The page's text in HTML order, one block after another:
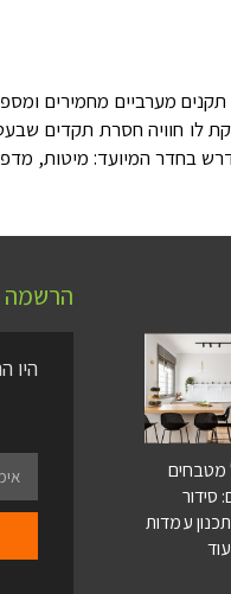
מערביים מחמירים
חוויה חסרת תקדים
המיועד: מיטות,
מטבחים
סידור
עמדות
הרשמה
היו